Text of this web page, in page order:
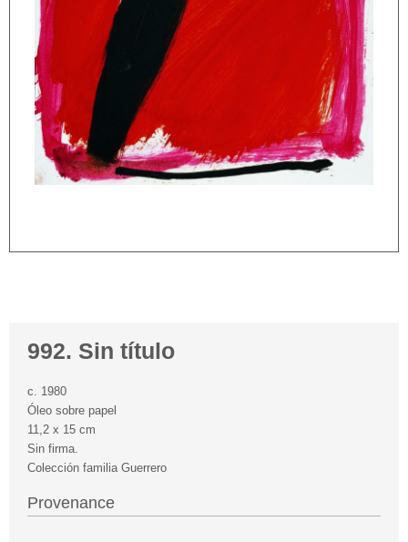
992. Sin título
c. 1980
Óleo sobre papel
11,2 x 15 cm
Sin firma.
Colección familia Guerrero
Provenance